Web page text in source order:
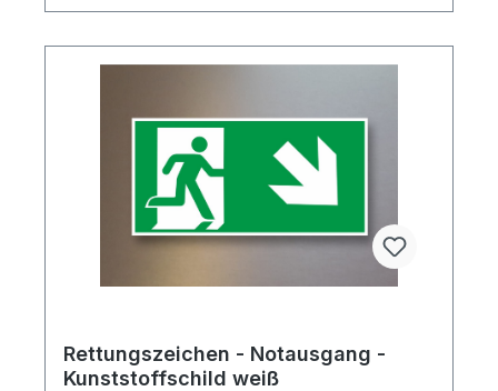
Rettungszeichen - Notausgang -
Kunststoffschild weiß